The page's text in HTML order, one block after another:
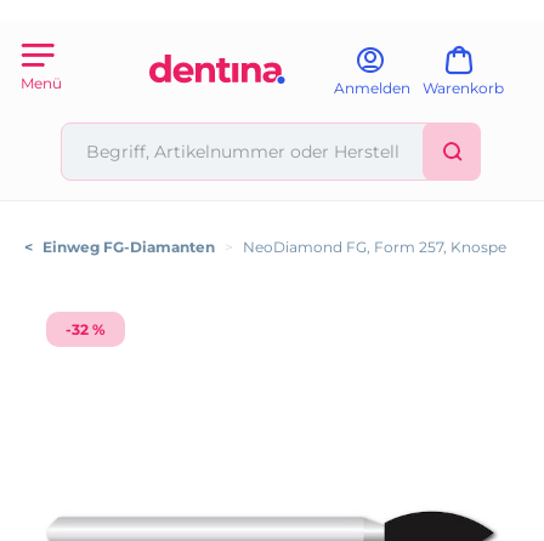
Menü Anmelden Warenkorb
< Einweg FG-Diamanten > NeoDiamond FG, Form 257, Knospe
-32 %